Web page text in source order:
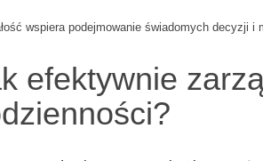
wspiera podejmowanie świadomych decyzji
efektywnie